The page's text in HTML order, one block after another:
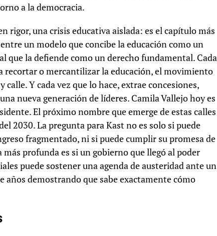
a la democracia.
rigor, una crisis educativa aislada: es el capítulo más
un modelo que concibe la educación como un
que la defiende como un derecho fundamental. Cada
recortar o mercantilizar la educación, el movimiento
Y cada vez que lo hace, extrae concesiones,
nueva generación de líderes. Camila Vallejo hoy es
El próximo nombre que emerge de estas calles
2030. La pregunta para Kast no es solo si puede
fragmentado, ni si puede cumplir su promesa de
profunda es si un gobierno que llegó al poder
puede sostener una agenda de austeridad ante un
demostrando que sabe exactamente cómo